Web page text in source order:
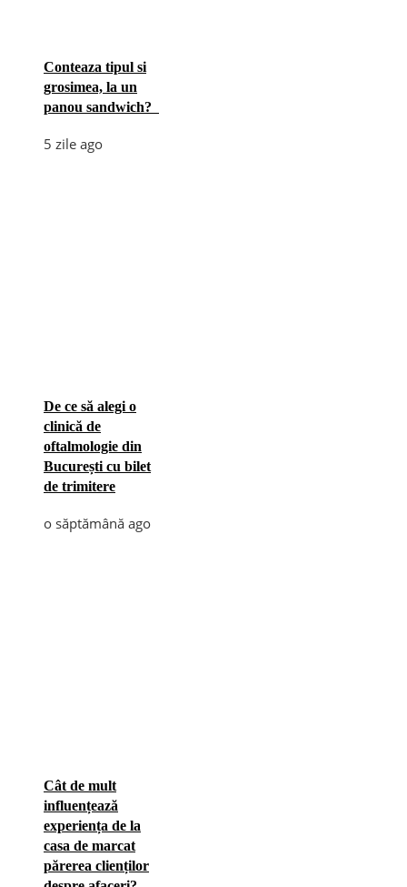
Conteaza tipul si
grosimea, la un
panou sandwich?
5 zile ago
De ce să alegi o
clinică de
oftalmologie din
București cu bilet
de trimitere
o săptămână ago
Cât de mult
influențează
experiența de la
casa de marcat
părerea clienților